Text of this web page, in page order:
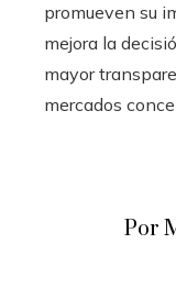
promueven su
mejora la
mayor
mercados
Por